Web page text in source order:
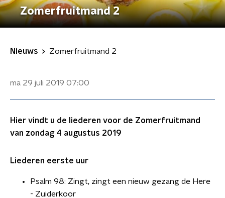
Zomerfruitmand 2
Nieuws Zomerfruitmand 2
ma 29 juli 2019 07:00
Hier vindt u de liederen voor de Zomerfruitmand
van zondag 4 augustus 2019
Liederen eerste uur
Psalm 98: Zingt, zingt een nieuw gezang de Here
- Zuiderkoor